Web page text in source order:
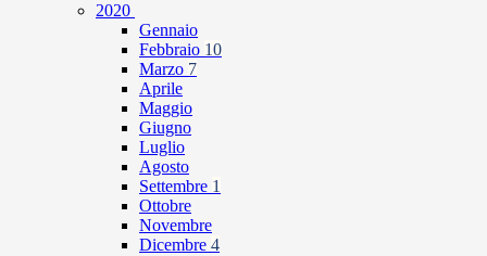
2020
Gennaio
Febbraio 10
Marzo 7
Aprile
Maggio
Giugno
Luglio
Agosto
Settembre 1
Ottobre
Novembre
Dicembre 4